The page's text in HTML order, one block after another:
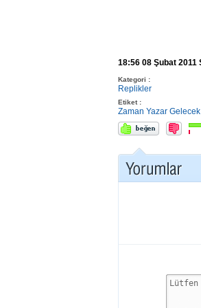
18:56 08 Şubat 2011
Kategori :
Replikler
Etiket :
Zaman Yazar Gelecek